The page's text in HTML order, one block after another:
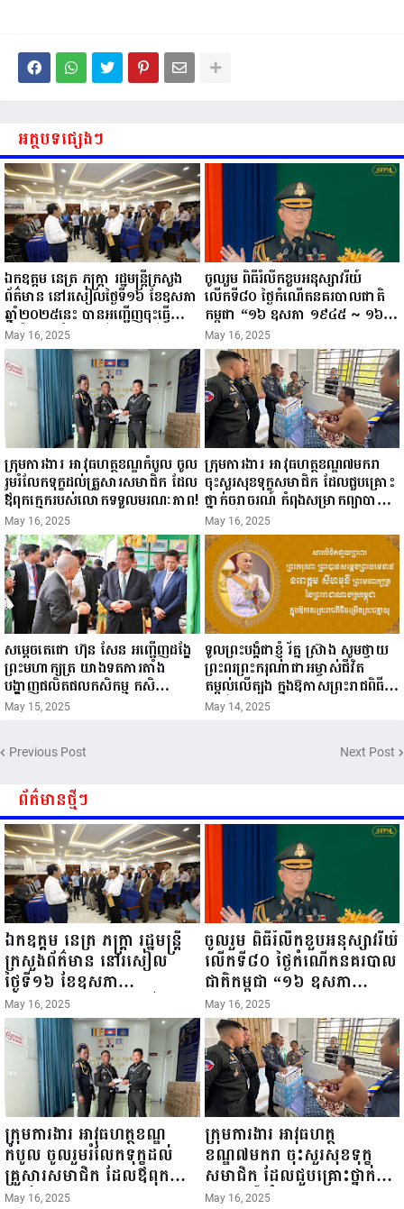
អត្ថបទផ្សេងៗ
ឯកឧត្តម នេត្រ ភក្ត្រា រដ្ឋមន្ត្រីក្រសួង
ព័ត៌មាន នៅរសៀលថ្ងៃទី១៦ ខែឧសភា
ឆ្នាំ២០២៥នេះ បានអញ្ជើញចុះធ្វើ
ជំរឿនថ្នាក់ដឹកនាំមន្ត្រីរាជការស៉ីវិល នៃ
ក្រសួងព័ត៌មាន...
May 16, 2025
ចូលរួម ពិធីរំលឹកខួបអនុស្សាវរីយ៍
លើកទី៨០ ថ្ងៃកំណើតនគរបាលជាតិ
កម្ពុជា “១៦ ឧសភា ១៩៤៥ ~ ១៦
ឧសភា ២០២៥”...
May 16, 2025
ក្រុមការងារ អាវុធហត្ថខណ្ឌកំបូល ចូល
រួមរំលែកទុក្ខដល់គ្រួសារសមាជិក ដែល
ឪពុកក្មេករបស់លោកទទួលមរណៈភាព!
May 16, 2025
ក្រុមការងារ អាវុធហត្ថខណ្ឌ៧មករា
ចុះសួរសុខទុក្ខសមាជិក ដែលជួបគ្រោះ
ថ្នាក់ចរាចរណ៍ កំពុងសម្រាកព្យាបាល
នៅមន្ទីរពេទ្យ!
May 16, 2025
សម្តេចតេជោ ហ៊ុន សែន អញ្ជើញដង្ហែ
ព្រះមហាក្សត្រ យាងទតការតាំង
បង្ហាញផលិតផលកសិកម្ម កសិ
ឧស្សាហកម្ម និងសិប្បកម្ម ក្នុងព្រះរាជ
May 15, 2025
ទូលព្រះបង្គំជាខ្ញុំ រ័ត្ន ស្រ៊ាង សូមថ្វាយ
ព្រះពរព្រះករុណាជាអម្ចាស់ជីវិត
តម្កល់លើត្បូង ក្នុងឱកាសព្រះរាជពិធី
ចម្រើនព្រះជន្ម គម្រប់ខួប៧២ យាងចូល
May 14, 2025
Previous Post Next Post
ព័ត៌មានថ្មីៗ
ឯកឧត្តម នេត្រ ភក្ត្រា រដ្ឋមន្ត្រី
ក្រសួងព័ត៌មាន នៅរសៀល
ថ្ងៃទី១៦ ខែឧសភា
ឆ្នាំ២០២៥នេះ បានអញ្ជើញចុះ
ធ្វើជំរឿនថ្នាក់ដឹកនាំមន្ត្រីរាជ
ការស៉ីវិល នៃក្រសួងព័ត៌មាន...
May 16, 2025
ចូលរួម ពិធីរំលឹកខួបអនុស្សាវរីយ៍
លើកទី៨០ ថ្ងៃកំណើតនគរបាល
ជាតិកម្ពុជា “១៦ ឧសភា
១៩៤៥ ~ ១៦ ឧសភា
២០២៥”...
May 16, 2025
ក្រុមការងារ អាវុធហត្ថខណ្ឌ
កំបូល ចូលរួមរំលែកទុក្ខដល់
គ្រួសារសមាជិក ដែលឪពុកក្មេក
របស់លោកទទួលមរណៈភាព!
May 16, 2025
ក្រុមការងារ អាវុធហត្ថ
ខណ្ឌ៧មករា ចុះសួរសុខទុក្ខ
សមាជិក ដែលជួបគ្រោះថ្នាក់
ចរាចរណ៍ កំពុងសម្រាកព្យាបាល
May 16, 2025